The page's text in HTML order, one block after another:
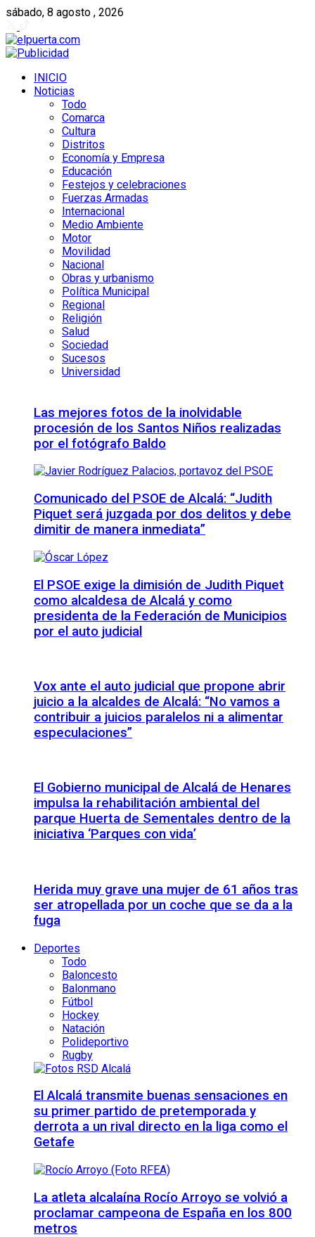
sábado, 8 agosto , 2026
INICIO
Noticias
Todo
Comarca
Cultura
Distritos
Economía y Empresa
Educación
Festejos y celebraciones
Fuerzas Armadas
Internacional
Medio Ambiente
Motor
Movilidad
Nacional
Obras y urbanismo
Política Municipal
Regional
Religión
Salud
Sociedad
Sucesos
Universidad
Las mejores fotos de la inolvidable
procesión de los Santos Niños realizadas
por el fotógrafo Baldo
Comunicado del PSOE de Alcalá: “Judith
Piquet será juzgada por dos delitos y debe
dimitir de manera inmediata”
El PSOE exige la dimisión de Judith Piquet
como alcaldesa de Alcalá y como
presidenta de la Federación de Municipios
por el auto judicial
Vox ante el auto judicial que propone abrir
juicio a la alcaldes de Alcalá: “No vamos a
contribuir a juicios paralelos ni a alimentar
especulaciones”
El Gobierno municipal de Alcalá de Henares
impulsa la rehabilitación ambiental del
parque Huerta de Sementales dentro de la
iniciativa ‘Parques con vida’
Herida muy grave una mujer de 61 años tras
ser atropellada por un coche que se da a la
fuga
Deportes
Todo
Baloncesto
Balonmano
Fútbol
Hockey
Natación
Polideportivo
Rugby
El Alcalá transmite buenas sensaciones en
su primer partido de pretemporada y
derrota a un rival directo en la liga como el
Getafe
La atleta alcalaína Rocío Arroyo se volvió a
proclamar campeona de España en los 800
metros